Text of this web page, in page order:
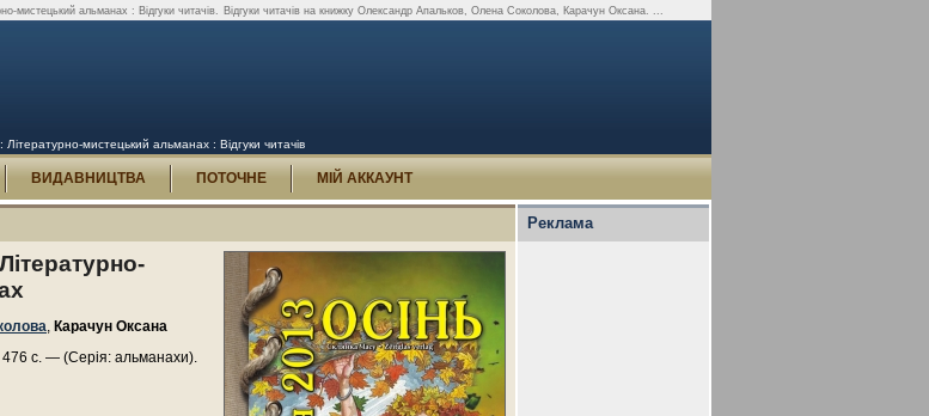
мистецький альманах : Відгуки читачів. Відгуки читачів на книжку Олександр Апальков, Олена Соколова, Карачун Оксана. ...
мистецький альманах : Відгуки читачів
ВИДАВНИЦТВА ПОТОЧНЕ МІЙ АККАУНТ
, Карачун Оксана
с. — (Серія: альманахи).
Реклама